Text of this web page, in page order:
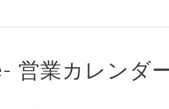
営業カレンダ